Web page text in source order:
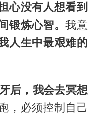
心没有人想看到
锻炼心智。我意
人生中最艰难的
后，我会去冥想
，必须控制自己